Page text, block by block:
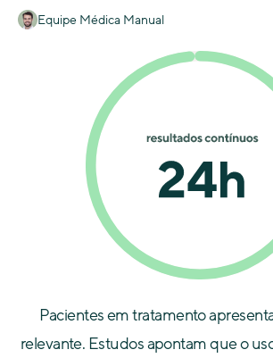
Equipe Médica Manual
Pacientes em tratamento
relevante. Estudos apontam que o